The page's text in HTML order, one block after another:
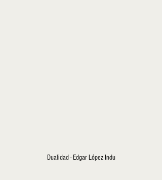
Dualidad - Edgar López Indu